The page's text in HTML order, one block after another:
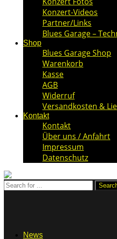
Konzert-Videos
Partner/Links
Blues Garage –
Shop
Blues Garage Shop
Warenkorb
Kasse
AGB
Widerruf
Versandkosten &
Kontakt
Kontakt
Über uns / Anfahrt
Impressum
Datenschutz
News